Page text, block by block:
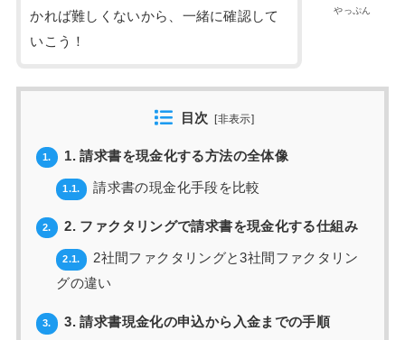
やっぷん
かれば難しくないから、一緒に確認して
いこう！
目次 [非表示]
1. 1. 請求書を現金化する方法の全体像
1.1. 請求書の現金化手段を比較
2. 2. ファクタリングで請求書を現金化する仕組み
2.1.
2社間ファクタリングと3社間ファクタリン
グの違い
3. 3. 請求書現金化の申込から入金までの手順